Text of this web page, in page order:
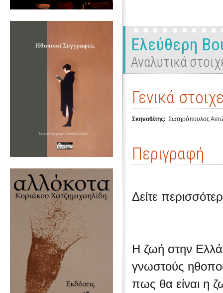
Ελεύθερη
Αναλυτικά
Γενικά
Σκηνοθέτης: Σωτηρόπουλος
Περιγραφή
Δείτε
H ζωή στην
γνωστούς
πως θα είναι η